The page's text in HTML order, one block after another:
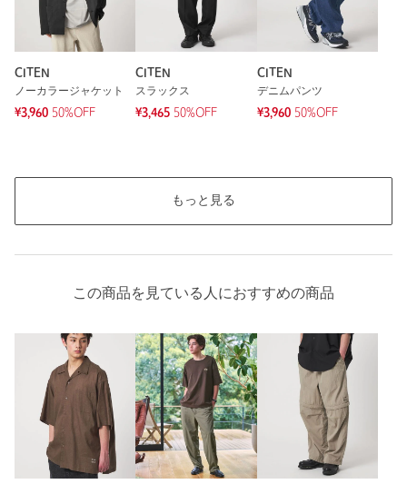
CITEN
ノーカラージャケット
¥3,960 50%OFF
CITEN
スラックス
¥3,465 50%OFF
CITEN
デニムパンツ
¥3,960 50%OFF
もっと見る
この商品を見ている人におすすめの商品